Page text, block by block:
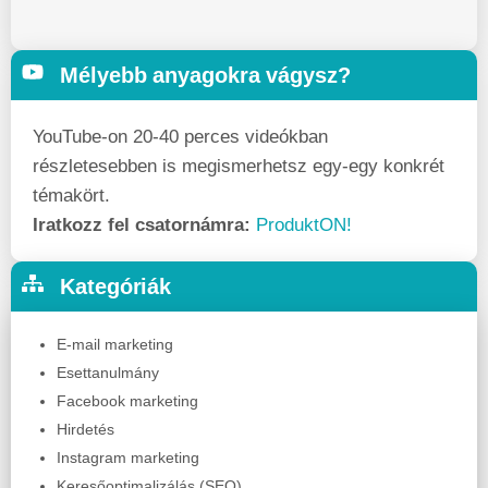
Mélyebb anyagokra vágysz?
YouTube-on 20-40 perces videókban
részletesebben is megismerhetsz egy-egy konkrét
témakört.
Iratkozz fel csatornámra: ProduktON!
Kategóriák
E-mail marketing
Esettanulmány
Facebook marketing
Hirdetés
Instagram marketing